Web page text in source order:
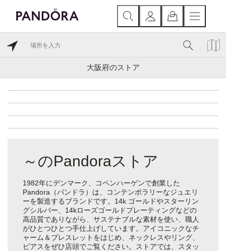
大阪府のストア
～のPandoraストア
1982年にデンマーク、コペンハーゲンで創業した
Pandora（パンドラ）は、コンテンポラリーなジュエリ
ーを製造するブランドです。14k ゴールドやスターリン
グシルバー、14kローズゴールドプレーティングなどの
高品質でありながら、サステナブルな素材を使い、職人
がひとつひとつ手仕上げしています。アイコニックなチ
ャーム＆ブレスレットをはじめ、ネックレスやリング、
ピアスをぜひ店頭でご覧ください。ストアでは、スタッ